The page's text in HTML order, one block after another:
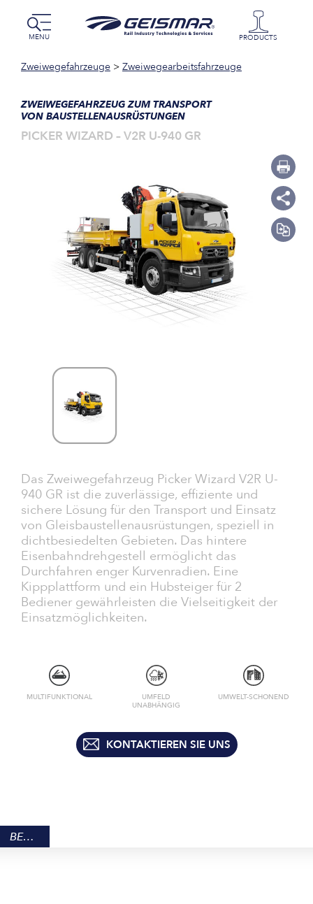
MENU PRODUCTS
Zweiwegefahrzeuge > Zweiwegearbeitsfahrzeuge
ZWEIWEGEFAHRZEUG ZUM TRANSPORT
VON BAUSTELLENAUSRÜSTUNGEN
PICKER WIZARD – V2R U-940 GR
Das Zweiwegefahrzeug Picker Wizard V2R U-
940 GR ist die zuverlässige, effiziente und
sichere Lösung für den Transport und Einsatz
von Gleisbaustellenausrüstungen, speziell in
dichtbesiedelten Gebieten. Das hintere
Eisenbahndrehgestell ermöglicht das
Durchfahren enger Kurvenradien. Eine
Kippplattform und ein Hubsteiger für 2
Bediener gewährleisten die Vielseitigkeit der
Einsatzmöglichkeiten.
MULTIFUNKTIONAL
UMFELD
UNABHÄNGIG
UMWELT-SCHONEND
KONTAKTIEREN SIE UNS
BESCHREIBUNG